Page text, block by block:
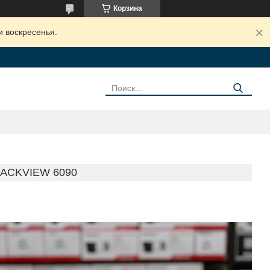
Корзина
6090